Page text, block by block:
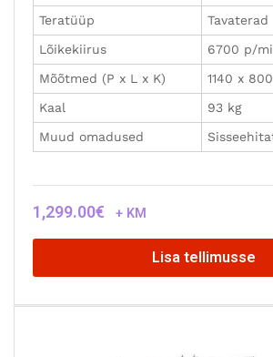
Teratüüp
Tavaterad
Lõikekiirus
6700 p/
Mõõtmed (P x L x K)
1140 x
Kaal
93 kg
Muud omadused
1,299.00€ + KM
Lisa tellimusse